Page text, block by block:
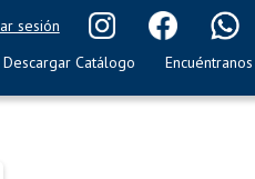
sesión
Descargar Catálogo Encuéntranos